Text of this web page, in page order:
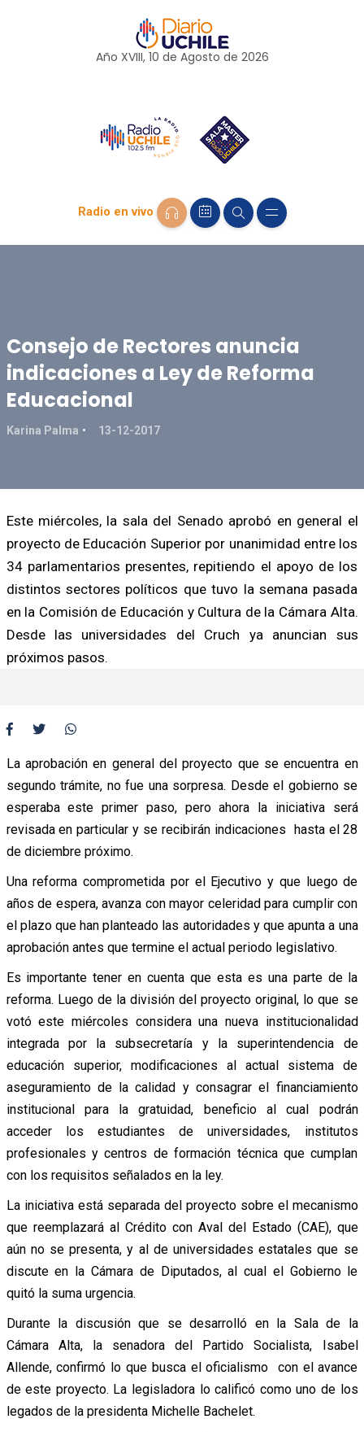
Año XVIII, 10 de Agosto de 2026
Radio en vivo
Consejo de Rectores anuncia
indicaciones a Ley de Reforma
Educacional
Karina Palma 13-12-2017
Este miércoles, la sala del Senado aprobó en general el
proyecto de Educación Superior por unanimidad entre los
34 parlamentarios presentes, repitiendo el apoyo de los
distintos sectores políticos que tuvo la semana pasada
en la Comisión de Educación y Cultura de la Cámara Alta.
Desde las universidades del Cruch ya anuncian sus
próximos pasos.
La aprobación en general del proyecto que se encuentra en
segundo trámite, no fue una sorpresa. Desde el gobierno se
esperaba este primer paso, pero ahora la iniciativa será
revisada en particular y se recibirán indicaciones hasta el 28
de diciembre próximo.
Una reforma comprometida por el Ejecutivo y que luego de
años de espera, avanza con mayor celeridad para cumplir con
el plazo que han planteado las autoridades y que apunta a una
aprobación antes que termine el actual periodo legislativo.
Es importante tener en cuenta que esta es una parte de la
reforma. Luego de la división del proyecto original, lo que se
votó este miércoles considera una nueva institucionalidad
integrada por la subsecretaría y la superintendencia de
educación superior, modificaciones al actual sistema de
aseguramiento de la calidad y consagrar el financiamiento
institucional para la gratuidad, beneficio al cual podrán
acceder los estudiantes de universidades, institutos
profesionales y centros de formación técnica que cumplan
con los requisitos señalados en la ley.
La iniciativa está separada del proyecto sobre el mecanismo
que reemplazará al Crédito con Aval del Estado (CAE), que
aún no se presenta, y al de universidades estatales que se
discute en la Cámara de Diputados, al cual el Gobierno le
quitó la suma urgencia.
Durante la discusión que se desarrolló en la Sala de la
Cámara Alta, la senadora del Partido Socialista, Isabel
Allende, confirmó lo que busca el oficialismo con el avance
de este proyecto. La legisladora lo calificó como uno de los
legados de la presidenta Michelle Bachelet.